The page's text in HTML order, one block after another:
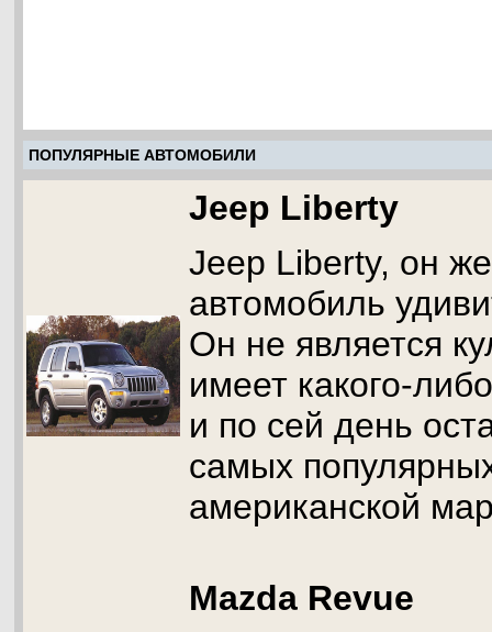
ПОПУЛЯРНЫЕ АВТОМОБИЛИ
Jeep Liberty
Jeep Liberty, он
автомобиль
Он не является
имеет какого-
и по сей день
самых
американской
Mazda Revue